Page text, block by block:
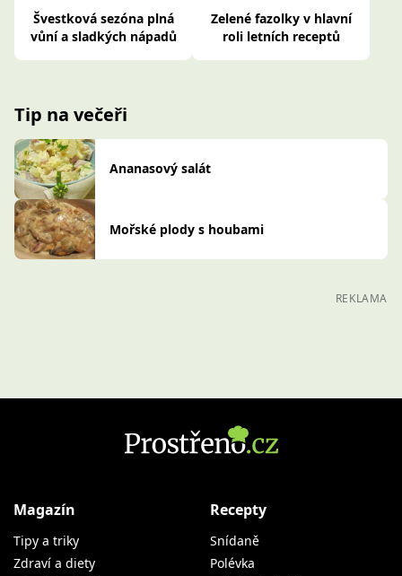
Švestková sezóna plná
vůní a sladkých nápadů
Zelené fazolky v hlavní
roli letních receptů
Tip na večeři
Ananasový salát
Mořské plody s houbami
REKLAMA
Magazín
Tipy a triky
Zdraví a diety
Recepty
Snídaně
Polévka